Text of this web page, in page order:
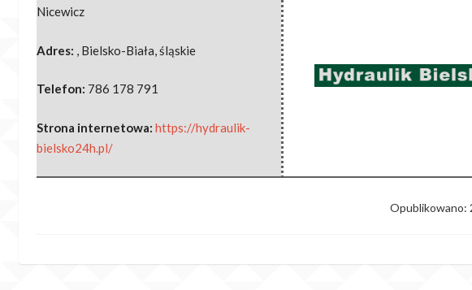
Nicewicz
Adres: , Bielsko-Biała,śląskie
Telefon: 786 178 791
Strona internetowa: https://hydraulik-
bielsko24h.pl/
Opublikowano: